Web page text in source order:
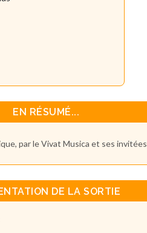
EN RÉSUMÉ...
par le Vivat Musica et ses invitées
DE LA SORTIE